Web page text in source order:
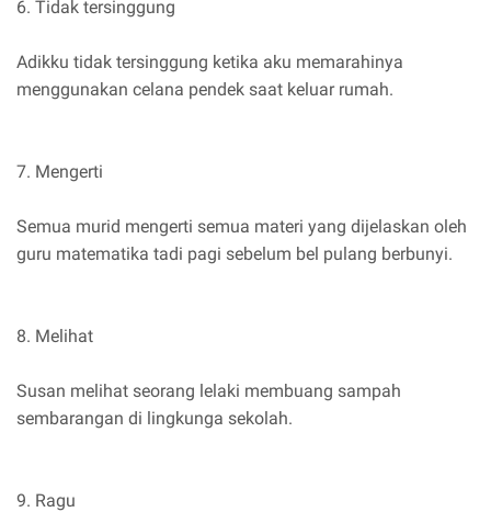
6. Tidak tersinggung
Adikku tidak tersinggung ketika aku memarahinya
menggunakan celana pendek saat keluar rumah.
7. Mengerti
Semua murid mengerti semua materi yang dijelaskan oleh
guru matematika tadi pagi sebelum bel pulang berbunyi.
8. Melihat
Susan melihat seorang lelaki membuang sampah
sembarangan di lingkunga sekolah.
9. Ragu